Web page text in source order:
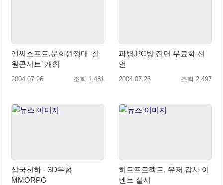
엔씨소프트,문화원정대 ‘철
원콘서트’ 개최
2004.07.26 조회 1,481
파병,PC방 전면 무료화 선
언
2004.07.26 조회 2,497
삼국천하 - 3D무협
MMORPG
히트프로젝트, 유저 감사 이
벤트 실시